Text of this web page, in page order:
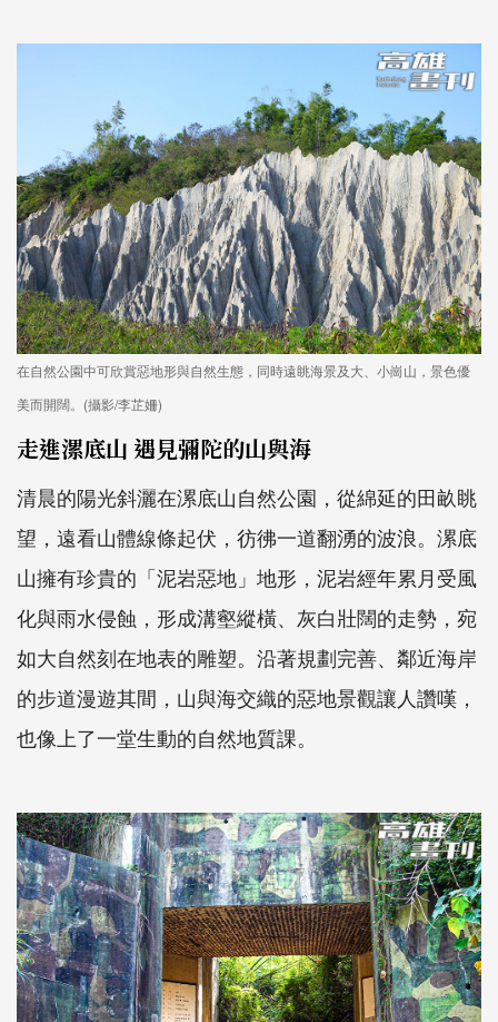
在自然公園中可欣賞惡地形與自然生態，同時遠眺海景及大、小崗山，景色優
美而開闊。(攝影/李芷姍)
走進漯底山 遇見彌陀的山與海
清晨的陽光斜灑在漯底山自然公園，從綿延的田畝眺
望，遠看山體線條起伏，彷彿一道翻湧的波浪。漯底
山擁有珍貴的「泥岩惡地」地形，泥岩經年累月受風
化與雨水侵蝕，形成溝壑縱橫、灰白壯闊的走勢，宛
如大自然刻在地表的雕塑。沿著規劃完善、鄰近海岸
的步道漫遊其間，山與海交織的惡地景觀讓人讚嘆，
也像上了一堂生動的自然地質課。